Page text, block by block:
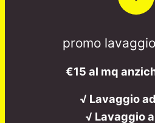
promo
€15 al mq
√ Lavaggio
√ Lavaggio